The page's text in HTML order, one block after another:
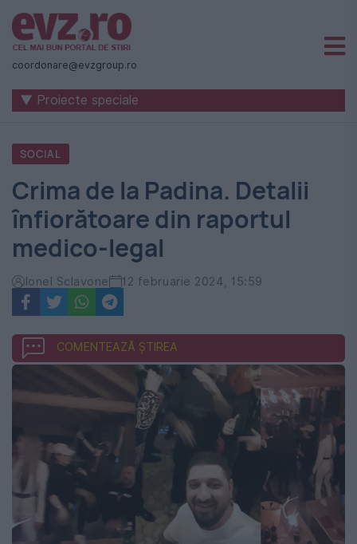
Știri
naționale
internaționale
România
-
Evenimentul
Zilei
coordonare@evzgroup.ro
▼ Proiecte speciale
SOCIAL
Crima de la Padina. Detalii
înfiorătoare din raportul
medico-legal
Ionel Sclavone 12 februarie 2024, 15:59
COMENTEAZĂ ȘTIREA